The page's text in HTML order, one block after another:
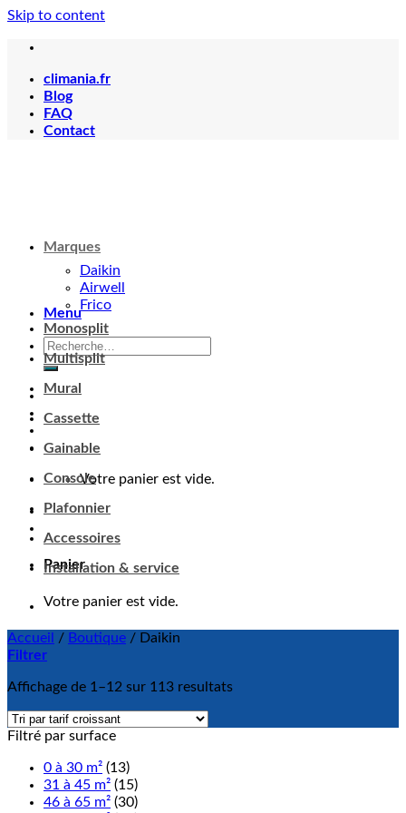
Skip to content
climania.fr
Blog
FAQ
Contact
Menu
Votre panier est vide.
Panier
Votre panier est vide.
Marques
Daikin
Airwell
Frico
Monosplit
Multisplit
Mural
Cassette
Gainable
Console
Plafonnier
Accessoires
Installation & service
Accueil / Boutique / Daikin
Filtrer
Affichage de 1–12 sur 113 resultats
Filtré par surface
0 à 30 m² (13)
31 à 45 m² (15)
46 à 65 m² (30)